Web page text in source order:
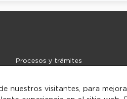
Procesos y trámites
Contacto
nuestros visitantes, para